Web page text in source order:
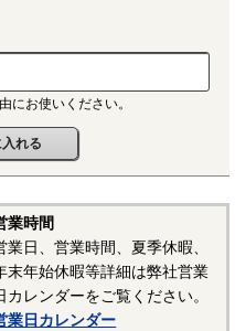
チックです。バランスの
た耐疲労性で、耐クリー
えていることから、金属
（UL認定温度）〇燃焼性
にお使いください。
業時間
業日、営業時間、夏季休暇、
末年始休暇等詳細は弊社営業
カレンダーをご覧ください。
業日カレンダー